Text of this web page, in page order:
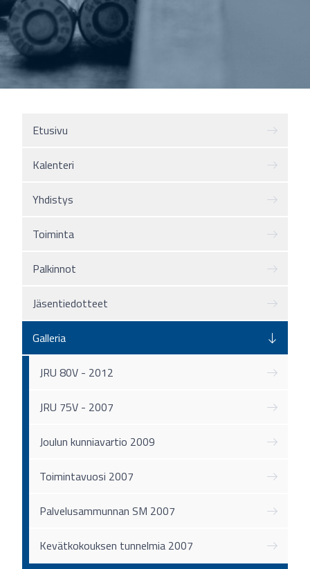
Etusivu
Kalenteri
Yhdistys
Toiminta
Palkinnot
Jäsentiedotteet
Galleria
JRU 80V - 2012
JRU 75V - 2007
Joulun kunniavartio 2009
Toimintavuosi 2007
Palvelusammunnan SM 2007
Kevätkokouksen tunnelmia 2007